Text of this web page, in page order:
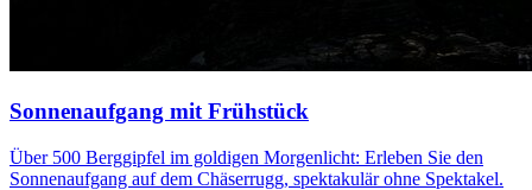
Sonnenaufgang mit Frühstück
Über 500 Berggipfel im goldigen Morgenlicht: Erleben Sie den
Sonnenaufgang auf dem Chäserrugg, spektakulär ohne Spektakel.